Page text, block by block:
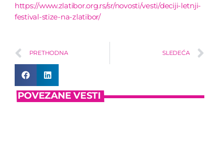
https://www.zlatibor.org.rs/sr/novosti/vesti/deciji-letnji-
festival-stize-na-zlatibor/
PRETHODNA SLEDEĆA
POVEZANE VESTI